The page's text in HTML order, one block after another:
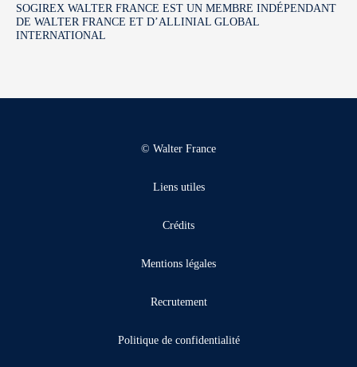
SOGIREX WALTER FRANCE EST UN MEMBRE INDÉPENDANT
DE WALTER FRANCE ET D’ALLINIAL GLOBAL
INTERNATIONAL
© Walter France
Liens utiles
Crédits
Mentions légales
Recrutement
Politique de confidentialité